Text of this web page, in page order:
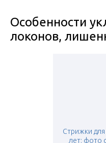
Особенности
локонов,
Стрижки
лет: фото